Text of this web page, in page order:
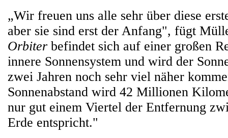
„Wir freuen uns alle sehr über diese
aber sie sind erst der Anfang", fügt
Orbiter befindet sich auf einer großen
innere Sonnensystem und wird der
zwei Jahren noch sehr viel näher
Sonnenabstand wird 42 Millionen
nur gut einem Viertel der Entfernung
Erde entspricht."